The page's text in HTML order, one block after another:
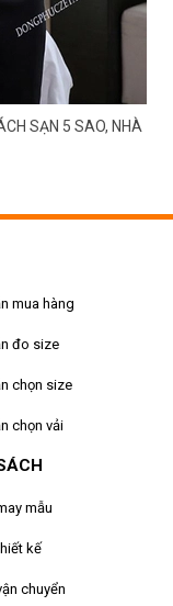
SẠN 5 SAO, NHÀ
mua hàng
đo size
chọn size
chọn vải
mẫu
kế
chuyển